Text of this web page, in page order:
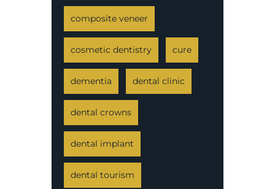
composite veneer
cosmetic dentistry cure
dementia dental clinic
dental crowns
dental implant
dental tourism